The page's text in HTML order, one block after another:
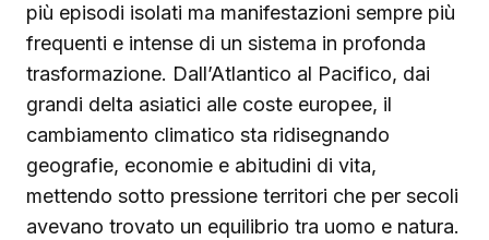
più episodi isolati ma manifestazioni sempre più
frequenti e intense di un sistema in profonda
trasformazione. Dall’Atlantico al Pacifico, dai
grandi delta asiatici alle coste europee, il
cambiamento climatico sta ridisegnando
geografie, economie e abitudini di vita,
mettendo sotto pressione territori che per secoli
avevano trovato un equilibrio tra uomo e natura.